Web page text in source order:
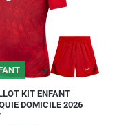
KIT ENFANT
DOMICILE 2026